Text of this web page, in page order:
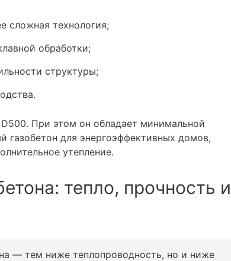
сложная технология;
обработки;
структуры;
При этом он обладает минимальной
газобетон для энергоэффективных домов,
утепление.
тепло, прочность и
— тем ниже теплопроводность, но и ниже